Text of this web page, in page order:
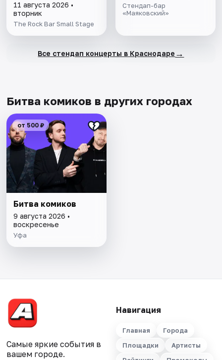
11 августа 2026 •
вторник
The Rock Bar Small Stage
Стендап-бар
«Маяковский»
Все стендап концерты в Краснодаре →
Битва комиков в других городах
от 500 ₽
Битва комиков
9 августа 2026 •
воскресенье
Уфа
Самые яркие события в
вашем городе.
Навигация
Главная
Города
Площадки
Артисты